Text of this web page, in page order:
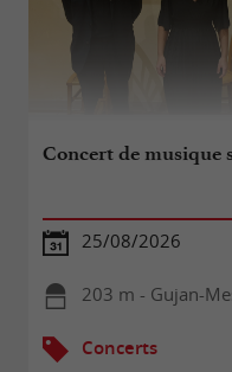
Concert de musique
25/08/2026
203 m - Gujan-
Concerts